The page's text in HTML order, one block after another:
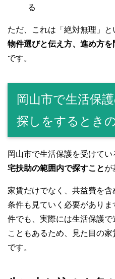
る
ただ、これは「絶対無理」と
物件選びと伝え方、進め方を
です。
岡山市で生活保
探しをするとき
岡山市で生活保護を受けて
宅扶助の範囲内で探すことが
家賃だけでなく、共益費を
条件も見ていく必要があり
件でも、実際には生活保護
こともあるため、見た目の
です。